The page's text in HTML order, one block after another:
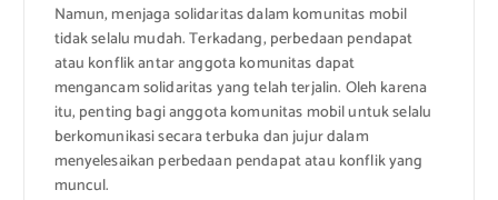
Namun, menjaga solidaritas dalam komunitas mobil
tidak selalu mudah. Terkadang, perbedaan pendapat
atau konflik antar anggota komunitas dapat
mengancam solidaritas yang telah terjalin. Oleh karena
itu, penting bagi anggota komunitas mobil untuk selalu
berkomunikasi secara terbuka dan jujur dalam
menyelesaikan perbedaan pendapat atau konflik yang
muncul.